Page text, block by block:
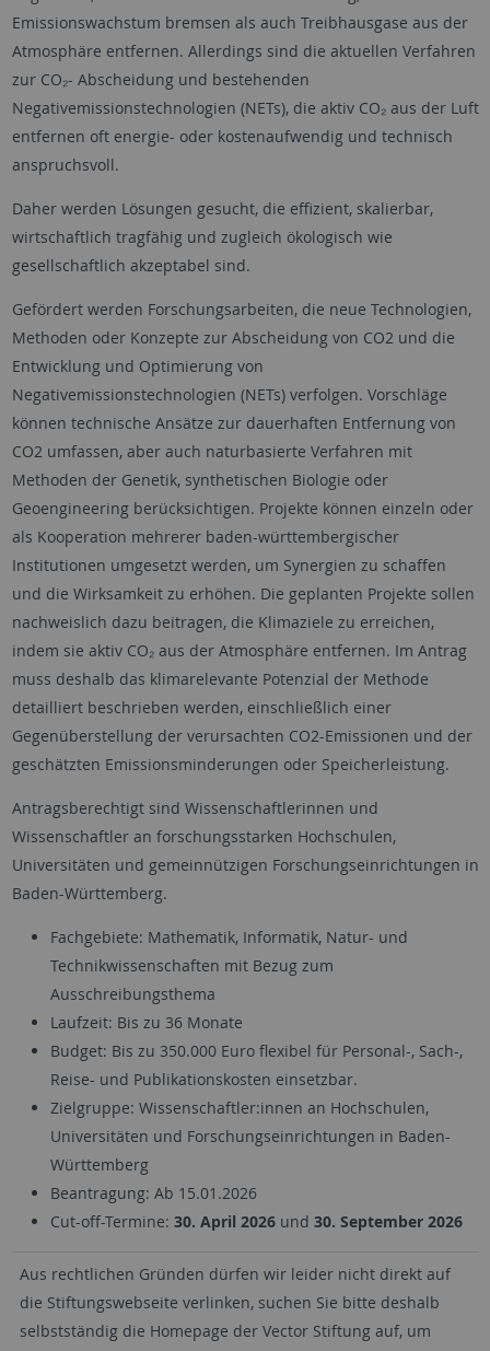
Emissionswachstum bremsen als auch Treibhausgase aus der
Atmosphäre entfernen. Allerdings sind die aktuellen Verfahren
zur CO₂- Abscheidung und bestehenden
Negativemissionstechnologien (NETs), die aktiv CO₂ aus der Luft
entfernen oft energie- oder kostenaufwendig und technisch
anspruchsvoll.
Daher werden Lösungen gesucht, die effizient, skalierbar,
wirtschaftlich tragfähig und zugleich ökologisch wie
gesellschaftlich akzeptabel sind.
Gefördert werden Forschungsarbeiten, die neue Technologien,
Methoden oder Konzepte zur Abscheidung von CO2 und die
Entwicklung und Optimierung von
Negativemissionstechnologien (NETs) verfolgen. Vorschläge
können technische Ansätze zur dauerhaften Entfernung von
CO2 umfassen, aber auch naturbasierte Verfahren mit
Methoden der Genetik, synthetischen Biologie oder
Geoengineering berücksichtigen. Projekte können einzeln oder
als Kooperation mehrerer baden-württembergischer
Institutionen umgesetzt werden, um Synergien zu schaffen
und die Wirksamkeit zu erhöhen. Die geplanten Projekte sollen
nachweislich dazu beitragen, die Klimaziele zu erreichen,
indem sie aktiv CO₂ aus der Atmosphäre entfernen. Im Antrag
muss deshalb das klimarelevante Potenzial der Methode
detailliert beschrieben werden, einschließlich einer
Gegenüberstellung der verursachten CO2-Emissionen und der
geschätzten Emissionsminderungen oder Speicherleistung.
Antragsberechtigt sind Wissenschaftlerinnen und
Wissenschaftler an forschungsstarken Hochschulen,
Universitäten und gemeinnützigen Forschungseinrichtungen in
Baden-Württemberg.
Fachgebiete: Mathematik, Informatik, Natur- und
Technikwissenschaften mit Bezug zum
Ausschreibungsthema
Laufzeit: Bis zu 36 Monate
Budget: Bis zu 350.000 Euro flexibel für Personal-, Sach-,
Reise- und Publikationskosten einsetzbar.
Zielgruppe: Wissenschaftler:innen an Hochschulen,
Universitäten und Forschungseinrichtungen in Baden-
Württemberg
Beantragung: Ab 15.01.2026
Cut-off-Termine: 30. April 2026und 30. September 2026
Aus rechtlichen Gründen dürfen wir leider nicht direkt auf
die Stiftungswebseite verlinken, suchen Sie bitte deshalb
selbstständig die Homepage der Vector Stiftung auf, um